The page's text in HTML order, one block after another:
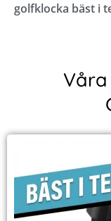
golfklocka bäst i